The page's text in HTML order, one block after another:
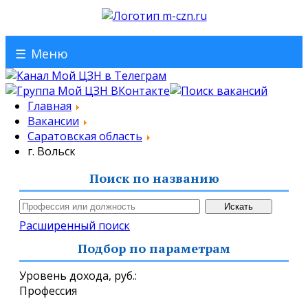
☰ Меню
Главная
Вакансии
Саратовская область
г. Вольск
Поиск по названию
Расширенный поиск
Подбор по параметрам
Уровень дохода, руб.:
Профессия